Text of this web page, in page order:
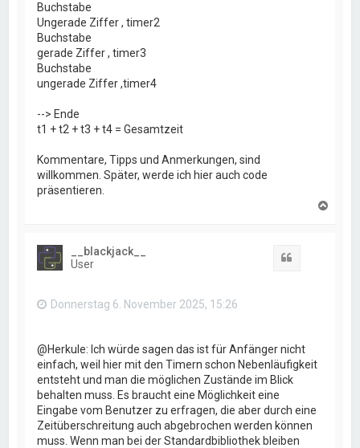
Buchstabe
Ungerade Ziffer , timer2
Buchstabe
gerade Ziffer , timer3
Buchstabe
ungerade Ziffer ,timer4
--> Ende
t1 + t2 + t3 + t4 = Gesamtzeit
Kommentare, Tipps und Anmerkungen, sind
willkommen. Später, werde ich hier auch code
präsentieren.
__blackjack__
User
Donnerstag 6. November 2025, 15:26
@Herkule: Ich würde sagen das ist für Anfänger nicht
einfach, weil hier mit den Timern schon Nebenläufigkeit
entsteht und man die möglichen Zustände im Blick
behalten muss. Es braucht eine Möglichkeit eine
Eingabe vom Benutzer zu erfragen, die aber durch eine
Zeitüberschreitung auch abgebrochen werden können
muss. Wenn man bei der Standardbibliothek bleiben